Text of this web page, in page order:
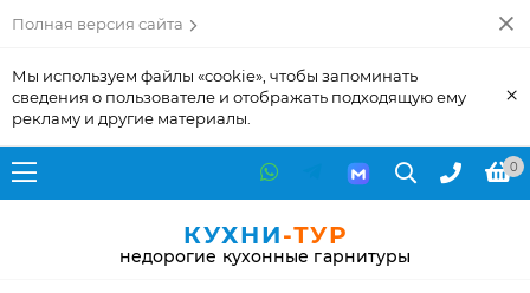
Полная версия сайта
Мы используем файлы «cookie», чтобы запоминать
сведения о пользователе и отображать подходящую ему
рекламу и другие материалы.
×
0
КУХНИ-ТУР
недорогие кухонные гарнитуры